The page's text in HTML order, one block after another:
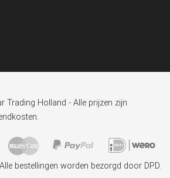
Trading Holland - Alle prijzen zijn
Alle bestellingen worden bezorgd door DPD.